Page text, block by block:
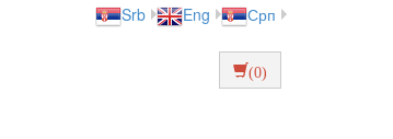
Srb Eng Срп
(0)